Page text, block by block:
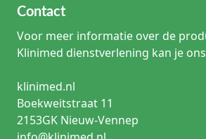
Contact
Voor meer informatie over de
Klinimed dienstverlening kan je
klinimed.nl
Boekweitstraat 11
2153GK Nieuw-Vennep